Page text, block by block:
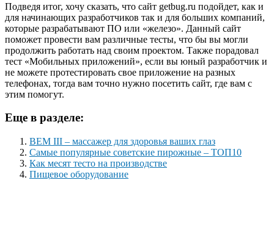
Подведя итог, хочу сказать, что сайт getbug.ru подойдет, как и
для начинающих разработчиков так и для больших компаний,
которые разрабатывают ПО или «железо». Данный сайт
поможет провести вам различные тесты, что бы вы могли
продолжить работать над своим проектом. Также порадовал
тест «Мобильных приложений», если вы юный разработчик и
не можете протестировать свое приложение на разных
телефонах, тогда вам точно нужно посетить сайт, где вам с
этим помогут.
Еще в разделе:
ВЕМ III – массажер для здоровья ваших глаз
Самые популярные советские пирожные – ТОП10
Как месят тесто на производстве
Пищевое оборудование